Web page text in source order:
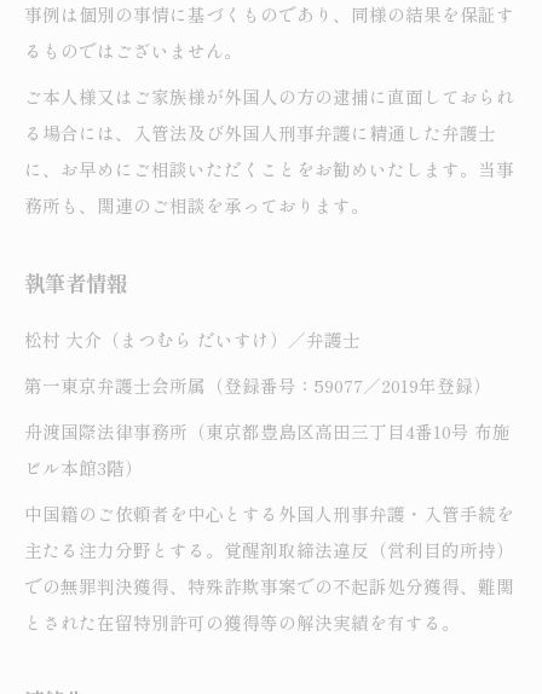
事例は個別の事情に基づくものであり、同様の結果を保証す
るものではございません。
ご本人様又はご家族様が外国人の方の逮捕に直面しておられ
る場合には、入管法及び外国人刑事弁護に精通した弁護士
に、お早めにご相談いただくことをお勧めいたします。当事
務所も、関連のご相談を承っております。
執筆者情報
松村 大介（まつむら だいすけ）／弁護士
第一東京弁護士会所属（登録番号：59077／2019年登録）
舟渡国際法律事務所（東京都豊島区高田三丁目4番10号 布施
ビル本館3階）
中国籍のご依頼者を中心とする外国人刑事弁護・入管手続を
主たる注力分野とする。覚醒剤取締法違反（営利目的所持）
での無罪判決獲得、特殊詐欺事案での不起訴処分獲得、難関
とされた在留特別許可の獲得等の解決実績を有する。